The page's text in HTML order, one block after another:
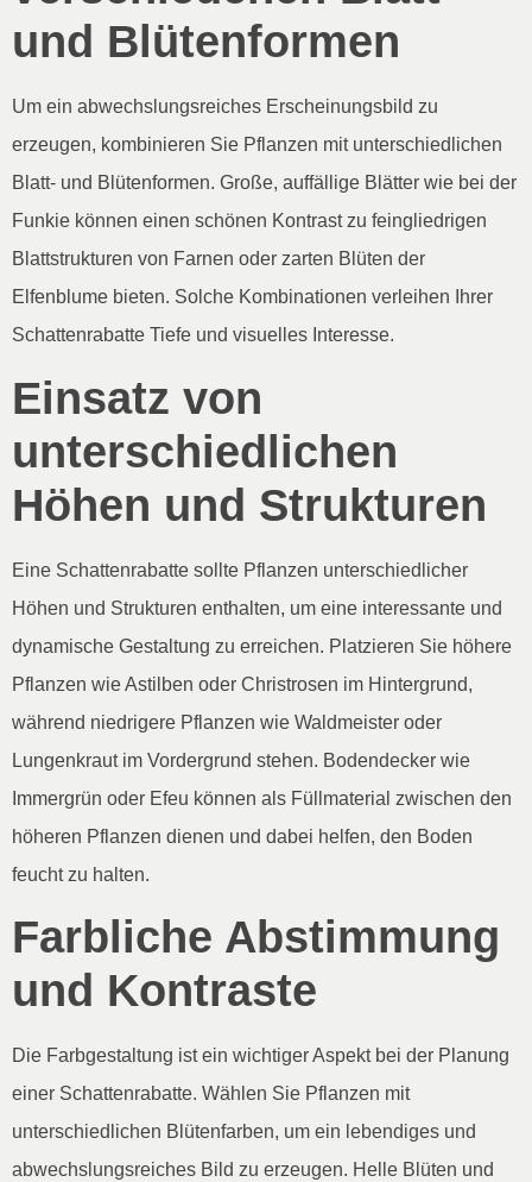
und Blütenformen
Um ein abwechslungsreiches Erscheinungsbild zu
erzeugen, kombinieren Sie Pflanzen mit unterschiedlichen
Blatt- und Blütenformen. Große, auffällige Blätter wie bei der
Funkie können einen schönen Kontrast zu feingliedrigen
Blattstrukturen von Farnen oder zarten Blüten der
Elfenblume bieten. Solche Kombinationen verleihen Ihrer
Schattenrabatte Tiefe und visuelles Interesse.
Einsatz von
unterschiedlichen
Höhen und Strukturen
Eine Schattenrabatte sollte Pflanzen unterschiedlicher
Höhen und Strukturen enthalten, um eine interessante und
dynamische Gestaltung zu erreichen. Platzieren Sie höhere
Pflanzen wie Astilben oder Christrosen im Hintergrund,
während niedrigere Pflanzen wie Waldmeister oder
Lungenkraut im Vordergrund stehen. Bodendecker wie
Immergrün oder Efeu können als Füllmaterial zwischen den
höheren Pflanzen dienen und dabei helfen, den Boden
feucht zu halten.
Farbliche Abstimmung
und Kontraste
Die Farbgestaltung ist ein wichtiger Aspekt bei der Planung
einer Schattenrabatte. Wählen Sie Pflanzen mit
unterschiedlichen Blütenfarben, um ein lebendiges und
abwechslungsreiches Bild zu erzeugen. Helle Blüten und